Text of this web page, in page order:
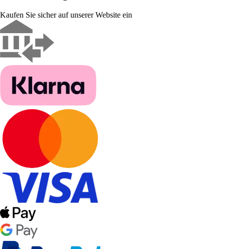
Kaufen Sie sicher auf unserer Website ein